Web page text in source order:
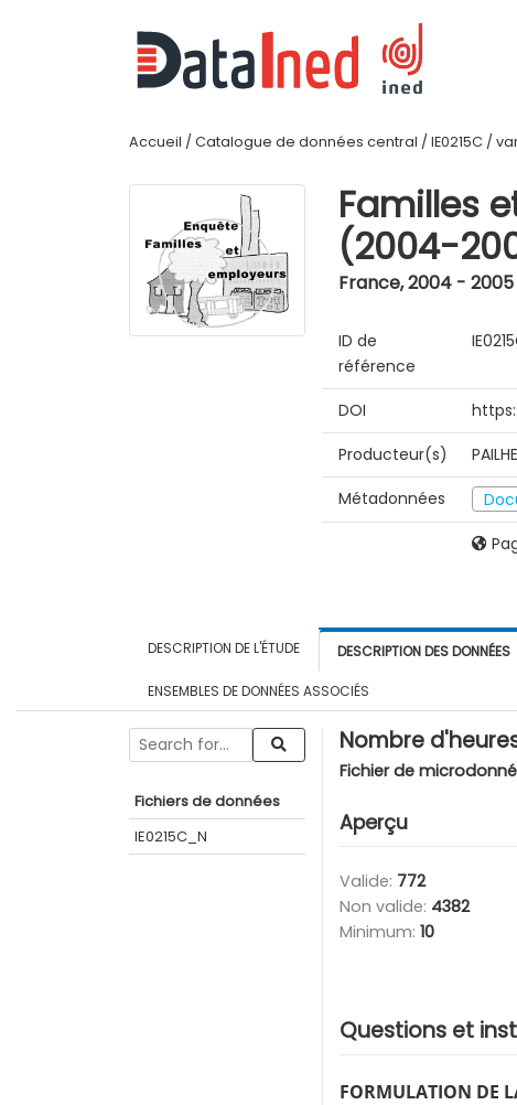
Accueil / Catalogue de données central / IE0215C /
Familles
(2004-
France,2004 - 2005
ID de
référence
DOI
Producteur(s)
Métadonnées
DESCRIPTION DE L'ÉTUDE DESCRIPTION DES DONNÉES
ENSEMBLES DE DONNÉES ASSOCIÉS
Fichiers de données
IE0215C_N
Nombre
Fichier de
Aperçu
Valide: 772
Non valide: 4382
Minimum: 10
Questions et
FORMULATION DE